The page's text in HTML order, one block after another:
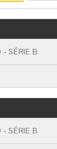
- SÉRIE B
- SÉRIE B